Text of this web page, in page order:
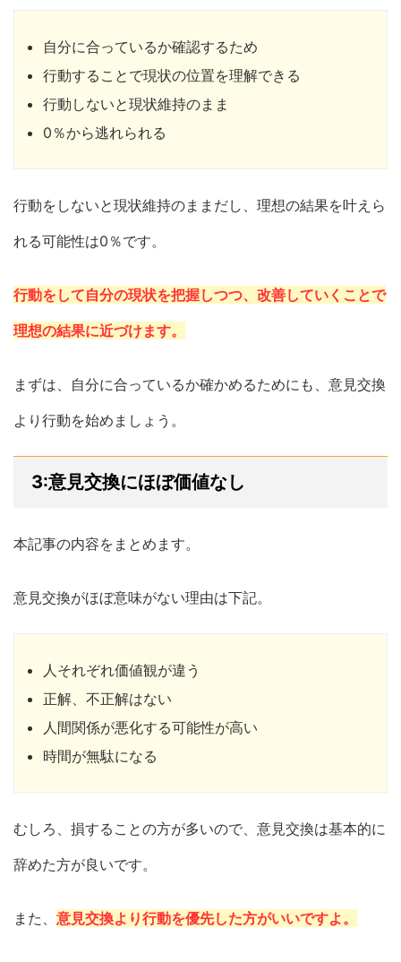
自分に合っているか確認するため
行動することで現状の位置を理解できる
行動しないと現状維持のまま
0％から逃れられる
行動をしないと現状維持のままだし、理想の結果を叶えら
れる可能性は0％です。
行動をして自分の現状を把握しつつ、改善していくことで
理想の結果に近づけます。
まずは、自分に合っているか確かめるためにも、意見交換
より行動を始めましょう。
3:意見交換にほぼ価値なし
本記事の内容をまとめます。
意見交換がほぼ意味がない理由は下記。
人それぞれ価値観が違う
正解、不正解はない
人間関係が悪化する可能性が高い
時間が無駄になる
むしろ、損することの方が多いので、意見交換は基本的に
辞めた方が良いです。
また、 意見交換より行動を優先した方がいいですよ。